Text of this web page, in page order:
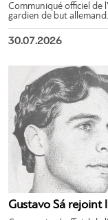
Communiqué officiel de
gardien de but allemand.
30.07.2026
Gustavo Sá rejoint